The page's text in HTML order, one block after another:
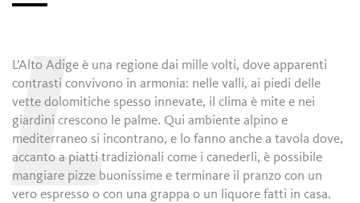
L
L’Alto Adige è una regione dai mille volti, dove apparenti
contrasti convivono in armonia: nelle valli, ai piedi delle
vette dolomitiche spesso innevate, il clima è mite e nei
giardini crescono le palme. Qui ambiente alpino e
mediterraneo si incontrano, e lo fanno anche a tavola dove,
accanto a piatti tradizionali come i canederli, è possibile
mangiare pizze buonissime e terminare il pranzo con un
vero espresso o con una grappa o un liquore fatti in casa.